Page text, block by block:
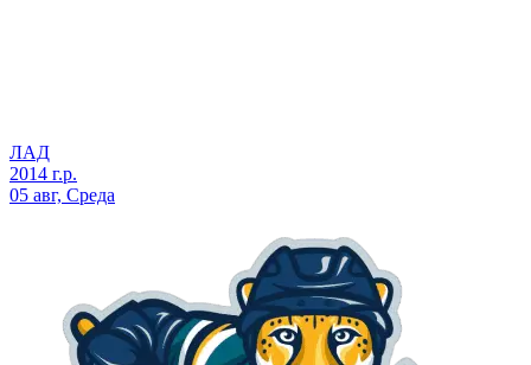
ЛАД
2014 г.р.
05 авг, Среда